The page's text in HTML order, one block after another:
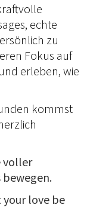
echte
zu
Fokus auf
erleben, wie
kommst
voller
bewegen.
your love be